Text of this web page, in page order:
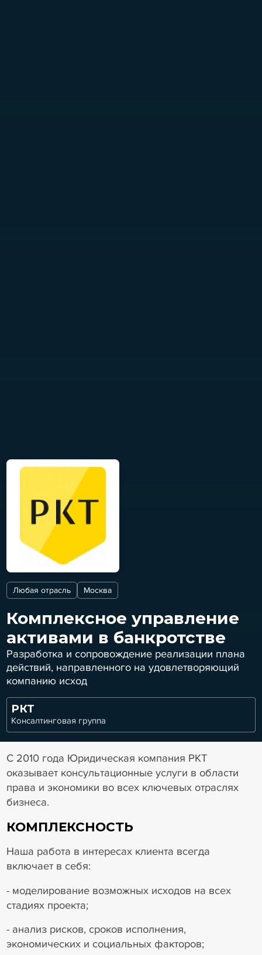
Любая отрасль Москва
Комплексное управление
активами в банкротстве
Разработка и сопровождение реализации плана
действий, направленного на удовлетворяющий
компанию исход
РКТ
Консалтинговая группа
С 2010 года Юридическая компания РКТ
оказывает консультационные услуги в области
права и экономики во всех ключевых отраслях
бизнеса.
КОМПЛЕКСНОСТЬ
Наша работа в интересах клиента всегда
включает в себя:
- моделирование возможных исходов на всех
стадиях проекта;
- анализ рисков, сроков исполнения,
экономических и социальных факторов;